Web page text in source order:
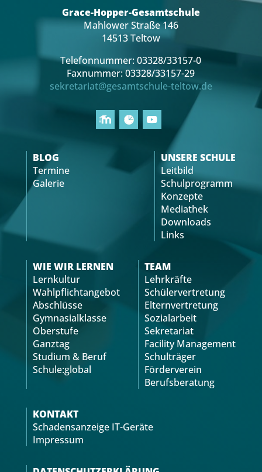
Grace-Hopper-Gesamtschule
Mahlower Straße 146
14513 Teltow
Telefonnummer: 03328/33157-0
Faxnummer: 03328/33157-29
sekretariat@gesamtschule-teltow.de
BLOG
Termine
Galerie
UNSERE SCHULE
Leitbild
Schulprogramm
Konzepte
Mediathek
Downloads
Links
WIE WIR LERNEN
Lernkultur
Wahlpflichtangebot
Abschlüsse
Gymnasialklasse
Oberstufe
Ganztag
Studium & Beruf
Schule:global
TEAM
Lehrkräfte
Schülervertretung
Elternvertretung
Sozialarbeit
Sekretariat
Facility Management
Schulträger
Förderverein
Berufsberatung
KONTAKT
Schadensanzeige IT-Geräte
Impressum